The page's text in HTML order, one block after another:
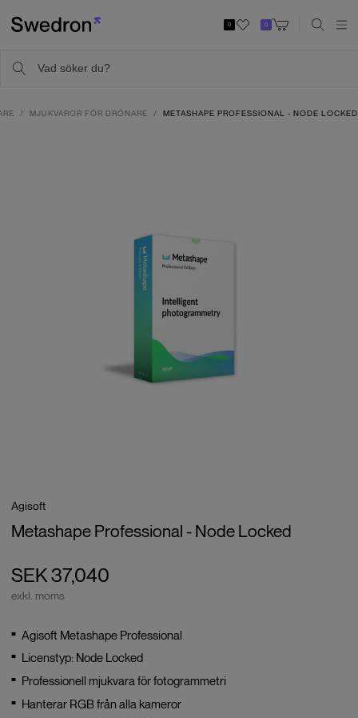
0 0
MJUKVAROR FÖR DRÖNARE METASHAPE PROFESSIONAL - NODE LOCKED
Agisoft
Metashape Professional - Node Locked
SEK 37,040
exkl. moms
Agisoft Metashape Professional
Licenstyp: Node Locked
Professionell mjukvara för fotogrammetri
Hanterar RGB från alla kameror